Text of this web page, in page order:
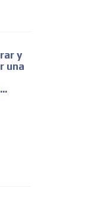
y
una